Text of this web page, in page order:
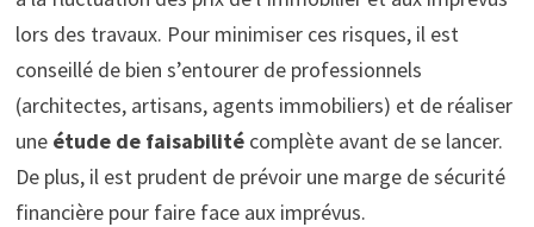
lors des travaux. Pour minimiser ces risques, il est
conseillé de bien s’entourer de professionnels
(architectes, artisans, agents immobiliers) et de réaliser
une étude de faisabilitécomplète avant de se lancer.
De plus, il est prudent de prévoir une marge de sécurité
financière pour faire face aux imprévus.